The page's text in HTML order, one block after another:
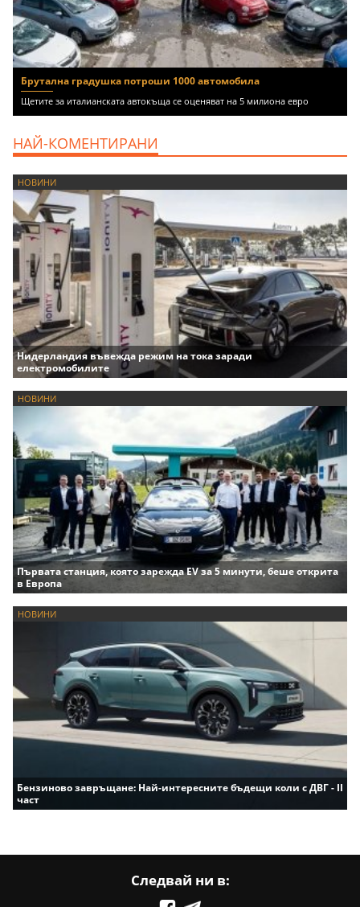
Брутална градушка потроши 1000 автомобила
Щетите за италианската автокъща се оценяват на 5 милиона евро
НАЙ-КОМЕНТИРАНИ
НОВИНИ
Нидерландия въвежда режим на тока заради
електромобилите
НОВИНИ
Първата станция, която зарежда EV за 5 минути, беше открита
в Европа
НОВИНИ
Бензиново завръщане: Най-интересните бъдещи коли с ДВГ - II
част
Следвай ни в: